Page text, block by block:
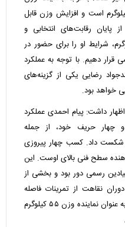
محمدجواد رضایی حدود ۷۱ کیلوگرم است و افزایش وزن قابل
پایان رقابت‌های انتخابی و
وضعیت وزن ۷۲ کیلوگرم، شرایط او را برای حضور در
قرار دهیم. با توجه به عملکرد
کیلوگرم، محمدجواد رضایی یکی از گزینه‌های
خواهد بود.
کیلوگرم نیز اظهار داشت: پیام احمدی عملکرد
و چهار حریف خود، از جمله
شکست داد. کسب چهار پیروزی
سطح فنی بالای اوست. این
او حدود ۹ ماه از میادین رسمی دور بود و بخشی از
نقاهت از تمرینات فاصله
داشت. بر همین اساس، پیام احمدی به عنوان نماینده وزن ۵۵ کیلوگرم